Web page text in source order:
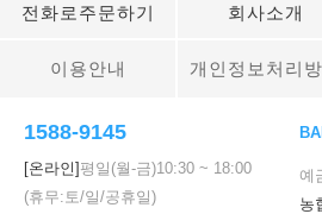
전화로주문하기 회사소개
이용안내 개인정보처리
1588-9145
[온라인]평일(월-금)10:30 ~ 18:00
(휴무:토/일/공휴일)
예
농